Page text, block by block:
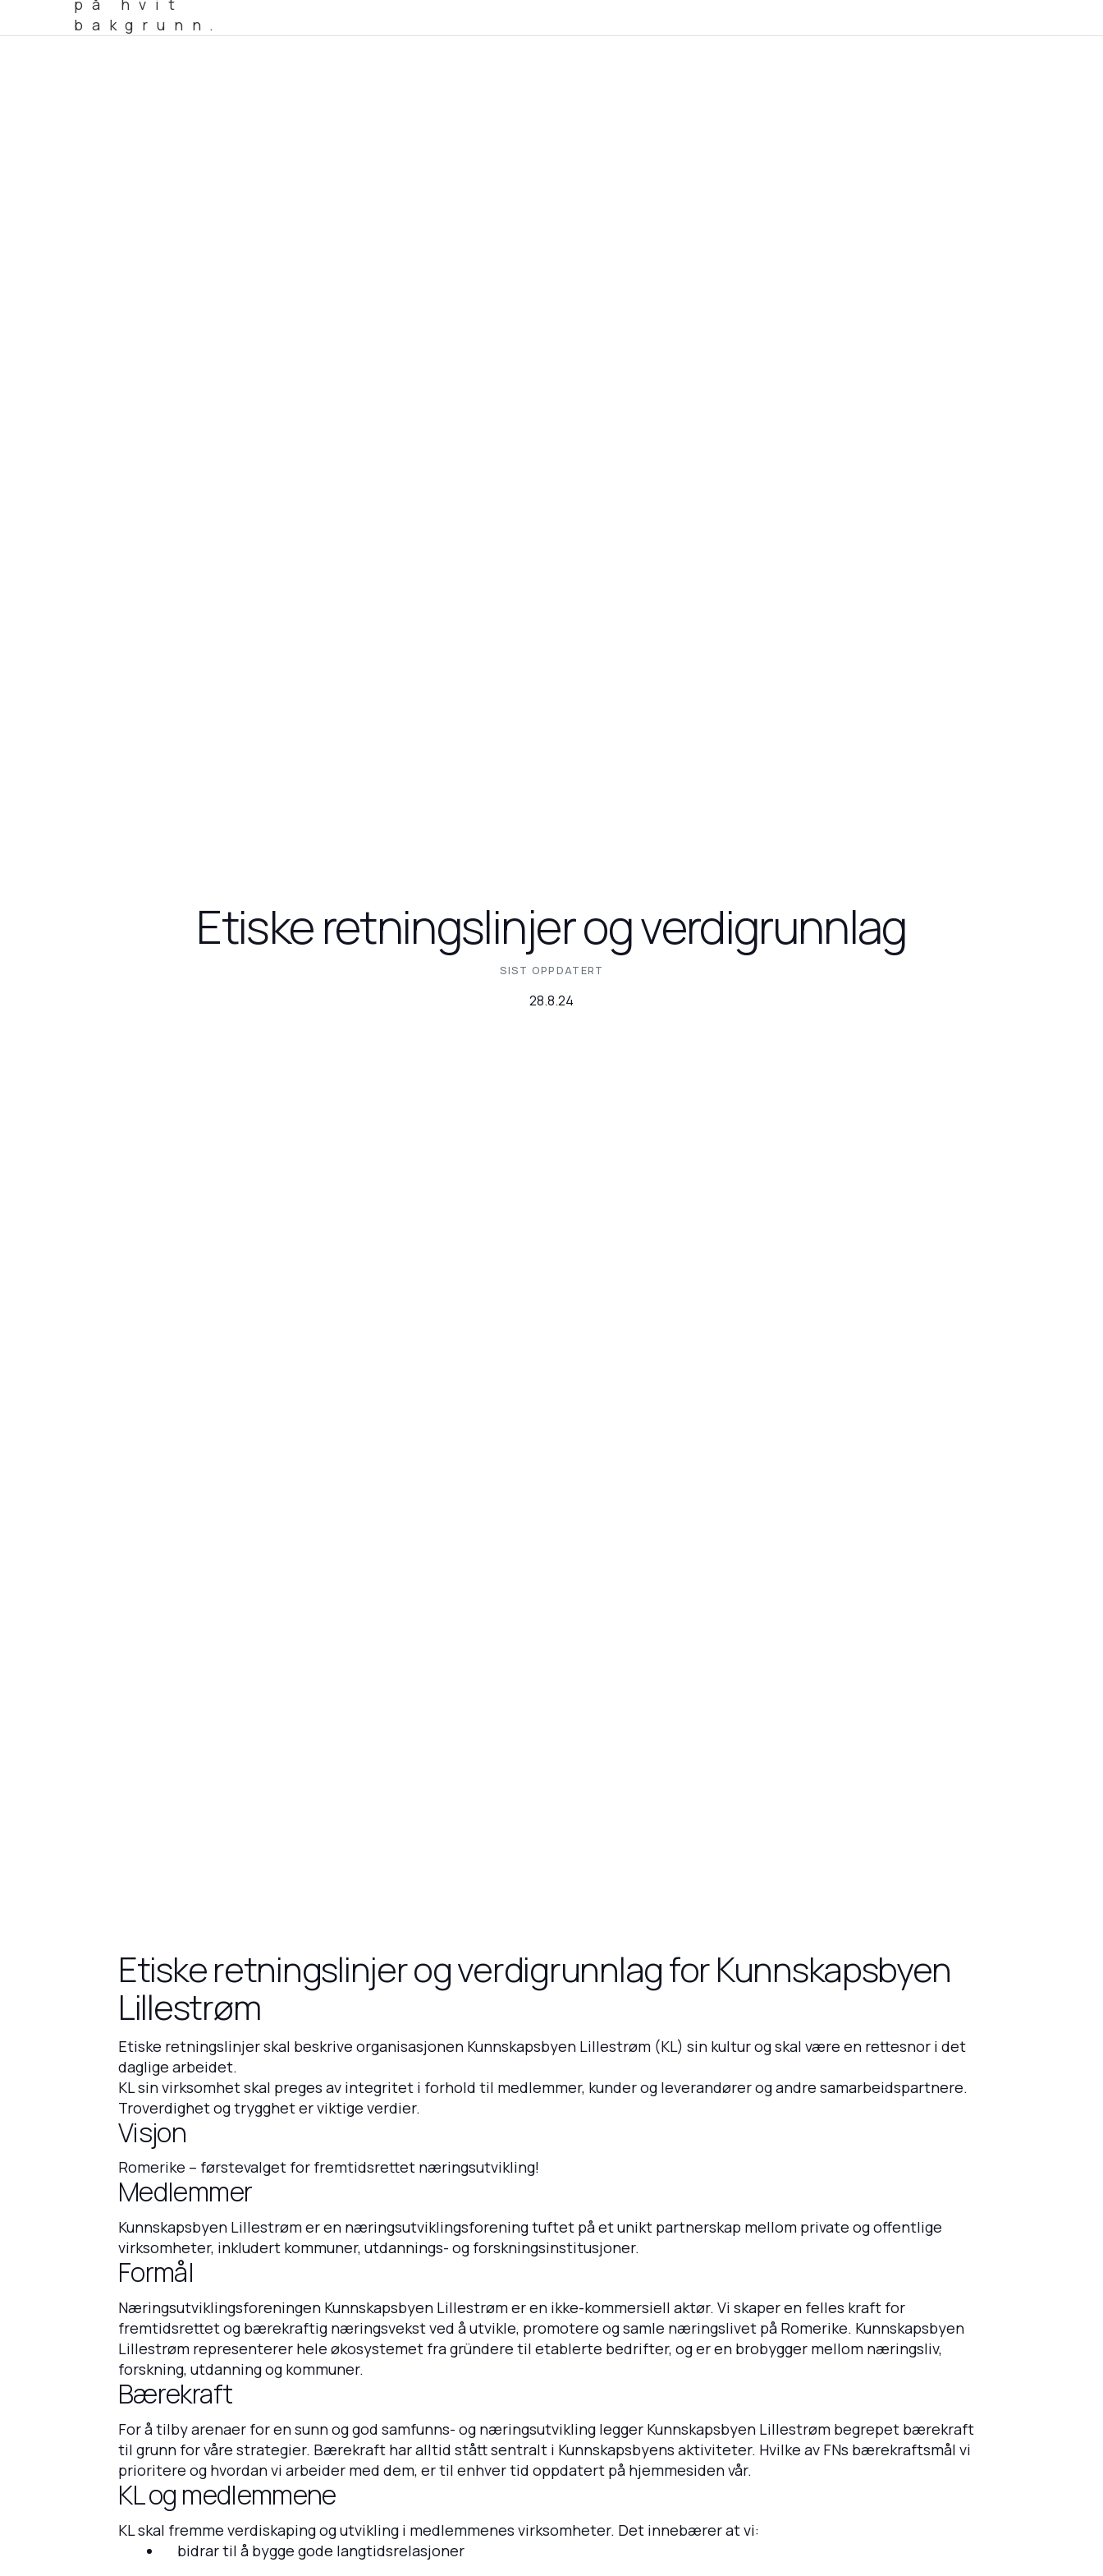
Etiske retningslinjer og verdigrunnlag
SIST OPPDATERT
28.8.24
Etiske retningslinjer og verdigrunnlag for Kunnskapsbyen
Lillestrøm
Etiske retningslinjer skal beskrive organisasjonen Kunnskapsbyen Lillestrøm (KL) sin kultur og skal være en rettesnor i det
daglige arbeidet.
KL sin virksomhet skal preges av integritet i forhold til medlemmer, kunder og leverandører og andre samarbeidspartnere.
Troverdighet og trygghet er viktige verdier.
Visjon
Romerike – førstevalget for fremtidsrettet næringsutvikling!
Medlemmer
Kunnskapsbyen Lillestrøm er en næringsutviklingsforening tuftet på et unikt partnerskap mellom private og offentlige
virksomheter, inkludert kommuner, utdannings- og forskningsinstitusjoner.
Formål
Næringsutviklingsforeningen Kunnskapsbyen Lillestrøm er en ikke-kommersiell aktør. Vi skaper en felles kraft for
fremtidsrettet og bærekraftig næringsvekst ved å utvikle, promotere og samle næringslivet på Romerike. Kunnskapsbyen
Lillestrøm representerer hele økosystemet fra gründere til etablerte bedrifter, og er en brobygger mellom næringsliv,
forskning, utdanning og kommuner.
Bærekraft
For å tilby arenaer for en sunn og god samfunns- og næringsutvikling legger Kunnskapsbyen Lillestrøm begrepet bærekraft
til grunn for våre strategier. Bærekraft har alltid stått sentralt i Kunnskapsbyens aktiviteter. Hvilke av FNs bærekraftsmål vi
prioritere og hvordan vi arbeider med dem, er til enhver tid oppdatert på hjemmesiden vår.
KL og medlemmene
KL skal fremme verdiskaping og utvikling i medlemmenes virksomheter. Det innebærer at vi:
bidrar til å bygge gode langtidsrelasjoner